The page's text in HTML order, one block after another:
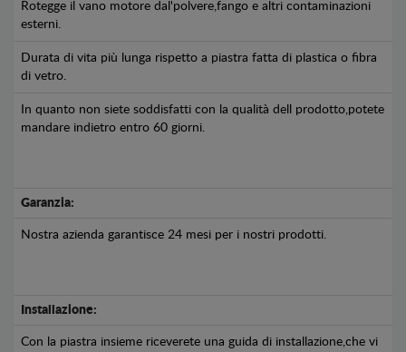
Rotegge il vano motore dal'polvere,fango e altri contaminazioni
esterni.
Durata di vita più lunga rispetto a piastra fatta di plastica o fibra
di vetro.
In quanto non siete soddisfatti con la qualità dell prodotto,potete
mandare indietro entro 60 giorni.
Garanzia:
Nostra azienda garantisce 24 mesi per i nostri prodotti.
Installazione:
Con la piastra insieme riceverete una guida di installazione,che vi